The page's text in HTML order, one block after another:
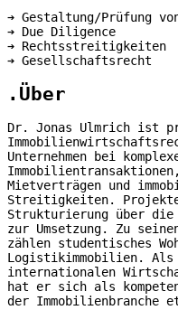
➔ Gestaltung/Prüfung
➔ Due Diligence
➔ Rechtsstreitigkeiten
➔ Gesellschaftsrecht
.Über
Dr. Jonas Ulmrich ist
Unternehmen bei
Mietverträgen und
Streitigkeiten.
Strukturierung über
zur Umsetzung. Zu
zählen studentisches
Logistikimmobilien.
internationalen
hat er sich als
der Immobilienbranche